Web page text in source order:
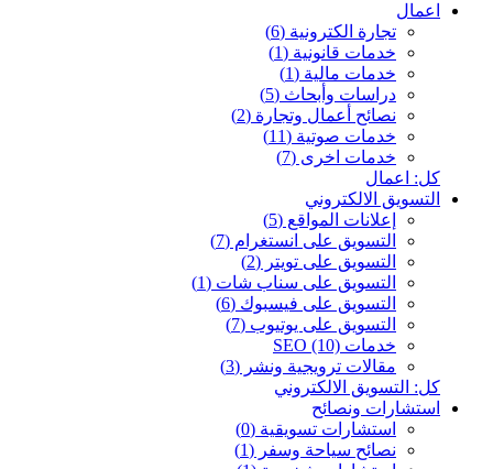
اعمال
تجارة الكترونية (6)
خدمات قانونية (1)
خدمات مالية (1)
دراسات وأبحاث (5)
نصائح أعمال وتجارة (2)
خدمات صوتية (11)
خدمات اخرى (7)
كل: اعمال
التسويق الالكتروني
إعلانات المواقع (5)
التسويق على انستغرام (7)
التسويق على تويتر (2)
التسويق على سناب شات (1)
التسويق على فيسبوك (6)
التسويق على يوتيوب (7)
خدمات SEO (10)
مقالات ترويجية ونشر (3)
كل: التسويق الالكتروني
استشارات ونصائح
استشارات تسويقية (0)
نصائح سياحة وسفر (1)